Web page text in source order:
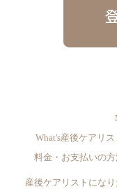
What's産後ケアリス
料金・お支払いの
産後ケアリストにな